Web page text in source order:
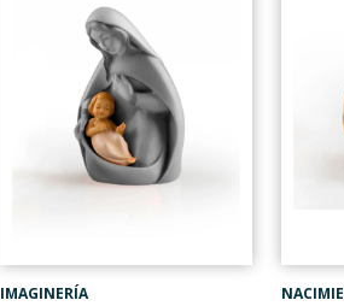
IMAGINERÍA